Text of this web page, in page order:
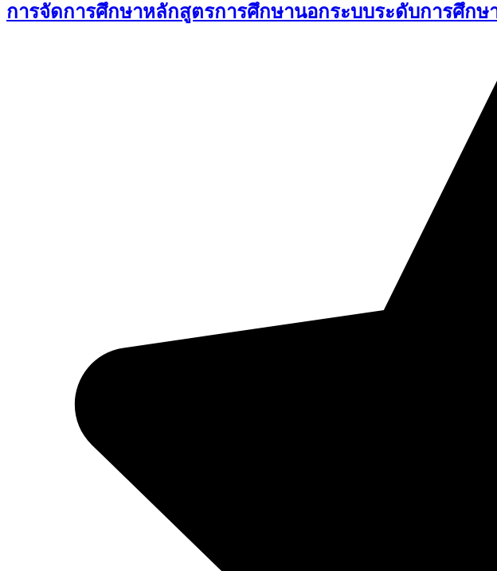
การจัดการศึกษาหลักสูตรการศึกษานอกระบบระดับการศึก